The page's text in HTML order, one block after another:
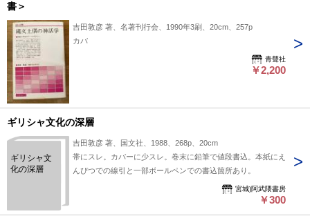
書＞
吉田敦彦 著、名著刊行会、1990年3刷、20cm、257p
カバ
青聲社
￥2,200
ギリシャ文化の深層
ギリシャ文
化の深層
吉田敦彦 著、国文社、1988、268p、20cm
帯にスレ。カバーに少スレ。巻末に鉛筆で値段書込。本紙にえ
んぴつでの線引と一部ボールペンでの書込箇所あり。
宮城)阿武隈書房
￥300